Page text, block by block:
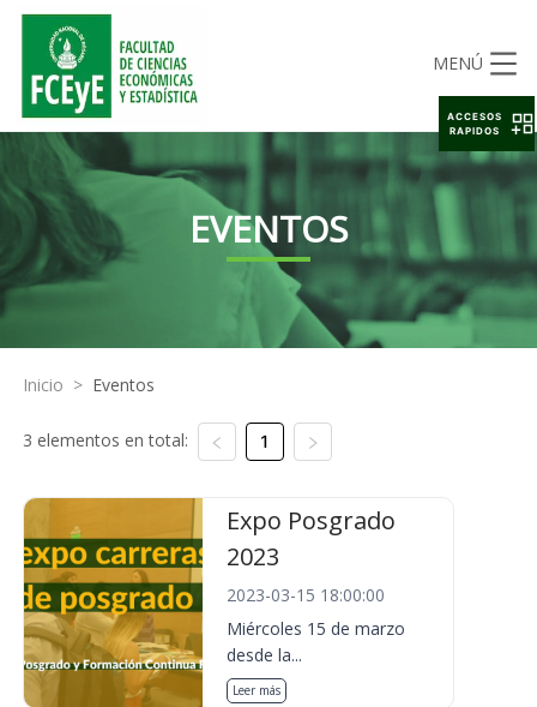
MENÚ
EVENTOS
Inicio > Eventos
3 elementos en total: 1
Expo Posgrado
2023
2023-03-15 18:00:00
Miércoles 15 de marzo
desde la...
Leer más
ACCESOS
RAPIDOS